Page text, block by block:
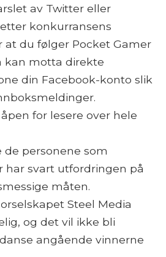
av Twitter eller
konkurransens
at du følger Pocket Gamer
kan motta direkte
din Facebook-konto slik
for lesere over hele
de personene som
svart utfordringen på
måten.
Steel Media
og det vil ikke bli
angående vinnerne